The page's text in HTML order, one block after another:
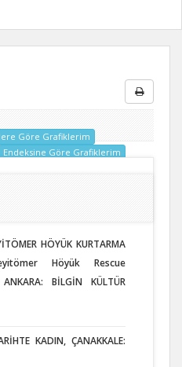
Göre Grafiklerim
Endeksine Göre Grafiklerim
HÖYÜK KURTARMA
Höyük Rescue
BİLGİN KÜLTÜR
KADIN, ÇANAKKALE: